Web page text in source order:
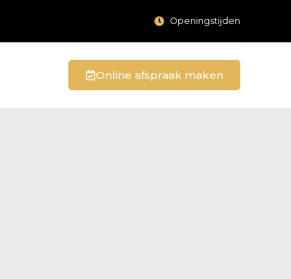
Openingstijden
Online afspraak maken